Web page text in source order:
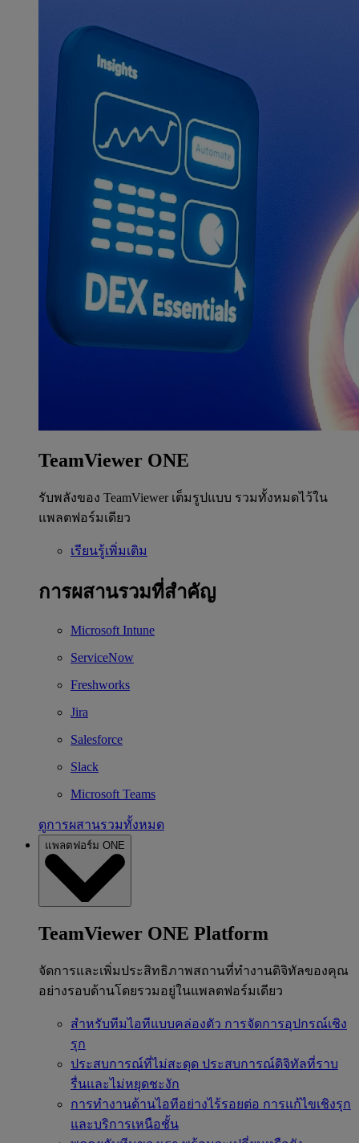
TeamViewer ONE
รับพลังของ TeamViewer เต็มรูปแบบ รวมทั้งหมดไว้ใน
แพลตฟอร์มเดียว
เรียนรู้เพิ่มเติม
การผสานรวมที่สำคัญ
Microsoft Intune
ServiceNow
Freshworks
Jira
Salesforce
Slack
Microsoft Teams
ดูการผสานรวมทั้งหมด
แพลตฟอร์ม ONE
TeamViewer ONE Platform
จัดการและเพิ่มประสิทธิภาพสถานที่ทำงานดิจิทัลของคุณ
อย่างรอบด้านโดยรวมอยู่ในแพลตฟอร์มเดียว
สำหรับทีมไอทีแบบคล่องตัว การจัดการอุปกรณ์เชิง
รุก
ประสบการณ์ที่ไม่สะดุด ประสบการณ์ดิจิทัลที่ราบ
รื่นและไม่หยุดชะงัก
การทำงานด้านไอทีอย่างไร้รอยต่อ การแก้ไขเชิงรุก
และบริการเหนือชั้น